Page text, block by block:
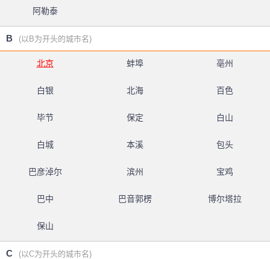
阿勒泰
B (以B为开头的城市名)
北京 蚌埠 亳州
白银 北海 百色
毕节 保定 白山
白城 本溪 包头
巴彦淖尔 滨州 宝鸡
巴中 巴音郭楞 博尔塔拉
保山
C (以C为开头的城市名)